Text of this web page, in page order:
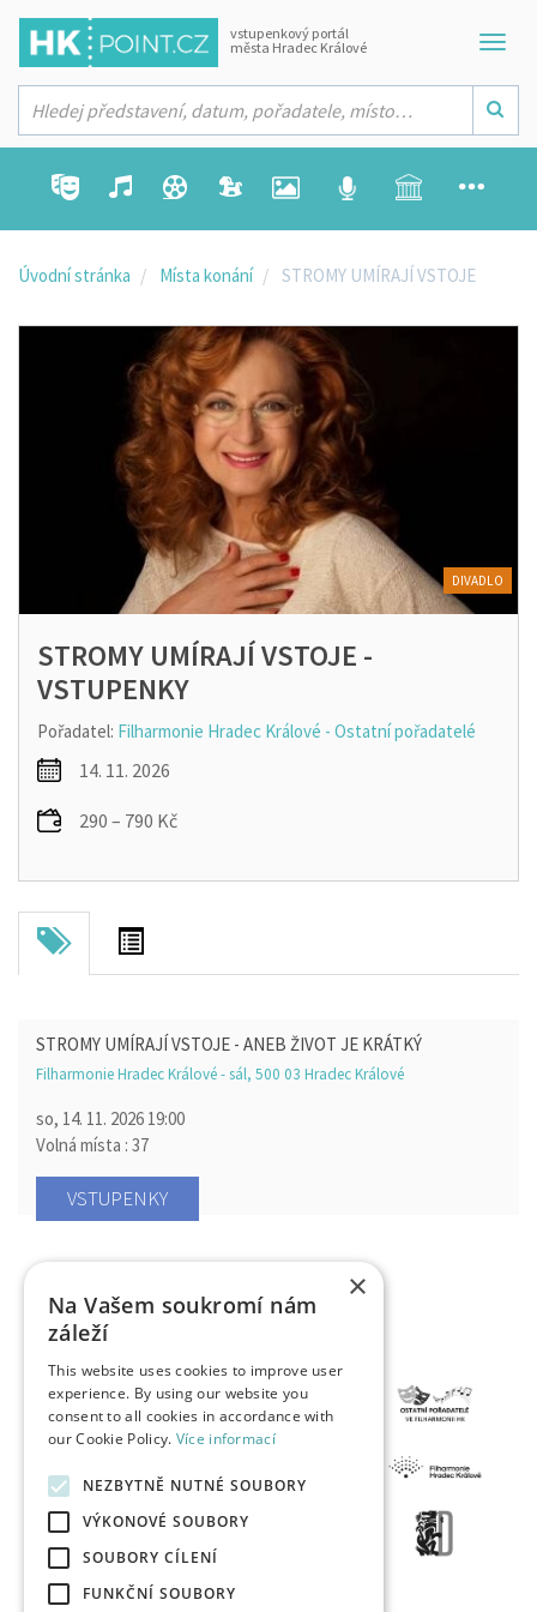
vstupenkový portál
města Hradec Králové
Úvodní stránka Místa konání STROMY UMÍRAJÍ VSTOJE
STROMY UMÍRAJÍ VSTOJE -
VSTUPENKY
Pořadatel: Filharmonie Hradec Králové - Ostatní pořadatelé
14. 11. 2026
290 – 790 Kč
DIVADLO
STROMY UMÍRAJÍ VSTOJE - ANEB ŽIVOT JE KRÁTKÝ
Filharmonie Hradec Králové - sál, 500 03 Hradec Králové
so, 14. 11. 2026 19:00
Volná místa : 37
VSTUPENKY
×
Na Vašem soukromí nám
záleží
This website uses cookies to improve user
experience. By using our website you
consent to all cookies in accordance with
our Cookie Policy. Více informací
NEZBYTNĚ NUTNÉ SOUBORY
VÝKONOVÉ SOUBORY
SOUBORY CÍLENÍ
FUNKČNÍ SOUBORY